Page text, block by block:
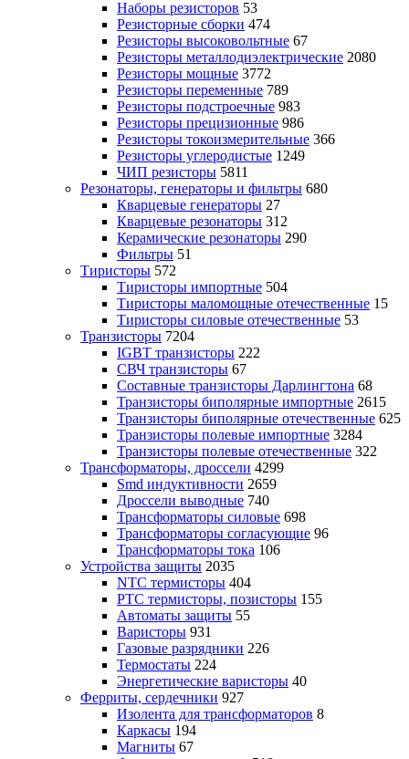
Наборы резисторов 53
Резисторные сборки 474
Резисторы высоковольтные 67
Резисторы металлодиэлектрические 2080
Резисторы мощные 3772
Резисторы переменные 789
Резисторы подстроечные 983
Резисторы прецизионные 986
Резисторы токоизмерительные 366
Резисторы углеродистые 1249
ЧИП резисторы 5811
Резонаторы, генераторы и фильтры 680
Кварцевые генераторы 27
Кварцевые резонаторы 312
Керамические резонаторы 290
Фильтры 51
Тиристоры 572
Тиристоры импортные 504
Тиристоры маломощные отечественные 15
Тиристоры силовые отечественные 53
Транзисторы 7204
IGBT транзисторы 222
СВЧ транзисторы 67
Составные транзисторы Дарлингтона 68
Транзисторы биполярные импортные 2615
Транзисторы биполярные отечественные 625
Транзисторы полевые импортные 3284
Транзисторы полевые отечественные 322
Трансформаторы, дроссели 4299
Smd индуктивности 2659
Дроссели выводные 740
Трансформаторы силовые 698
Трансформаторы согласующие 96
Трансформаторы тока 106
Устройства защиты 2035
NTC термисторы 404
PTC термисторы, позисторы 155
Автоматы защиты 55
Варисторы 931
Газовые разрядники 226
Термостаты 224
Энергетические варисторы 40
Ферриты, сердечники 927
Изолента для трансформаторов 8
Каркасы 194
Магниты 67